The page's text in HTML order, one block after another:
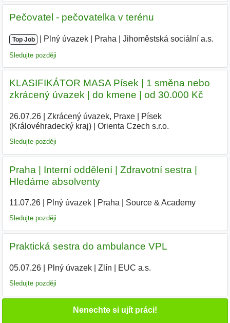
Pečovatel - pečovatelka v terénu
Top Job Plný úvazek Praha Jihoměstská sociální a.s.
Sledujte později
KLASIFIKÁTOR MASA Písek | 1 směna nebo
zkrácený úvazek | do kmene | od 30.000 Kč
26.07.26| Zkrácený úvazek, Praxe|
Písek
(Královéhradecký kraj)| Orienta Czech s.r.o.
Sledujte později
Praha | Interní oddělení | Zdravotní sestra |
Hledáme absolventy
11.07.26| Plný úvazek| Praha Source & Academy|
Sledujte později
Praktická sestra do ambulance VPL
05.07.26| Plný úvazek| Zlín EUC a.s.
Sledujte později
Nenechte si ujít práci!